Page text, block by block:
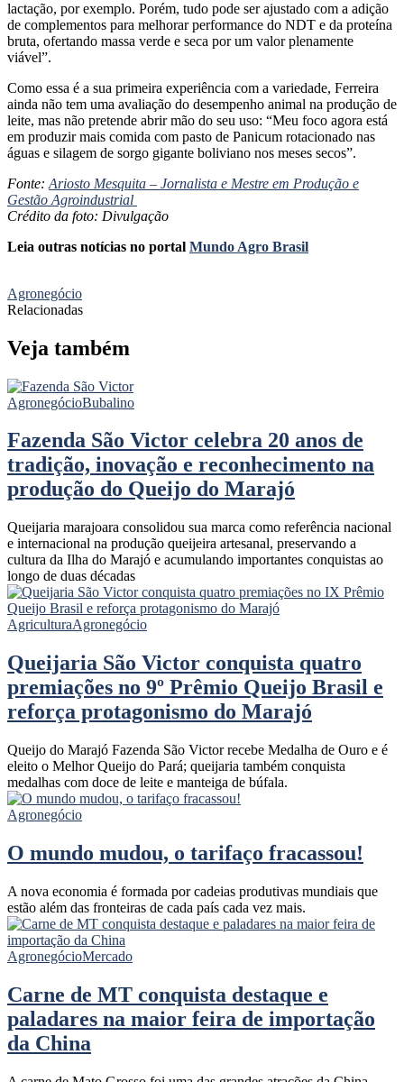
lactação, por exemplo. Porém, tudo pode ser ajustado com a adição
de complementos para melhorar performance do NDT e da proteína
bruta, ofertando massa verde e seca por um valor plenamente
viável”.
Como essa é a sua primeira experiência com a variedade, Ferreira
ainda não tem uma avaliação do desempenho animal na produção de
leite, mas não pretende abrir mão do seu uso: “Meu foco agora está
em produzir mais comida com pasto de Panicum rotacionado nas
águas e silagem de sorgo gigante boliviano nos meses secos”.
Fonte: Ariosto Mesquita – Jornalista e Mestre em Produção e
Gestão Agroindustrial
Crédito da foto: Divulgação
Leia outras notícias no portal Mundo Agro Brasil
Agronegócio
Relacionadas
Veja também
AgronegócioBubalino
Fazenda São Victor celebra 20 anos de
tradição, inovação e reconhecimento na
produção do Queijo do Marajó
Queijaria marajoara consolidou sua marca como referência nacional
e internacional na produção queijeira artesanal, preservando a
cultura da Ilha do Marajó e acumulando importantes conquistas ao
longo de duas décadas
AgriculturaAgronegócio
Queijaria São Victor conquista quatro
premiações no 9º Prêmio Queijo Brasil e
reforça protagonismo do Marajó
Queijo do Marajó Fazenda São Victor recebe Medalha de Ouro e é
eleito o Melhor Queijo do Pará; queijaria também conquista
medalhas com doce de leite e manteiga de búfala.
Agronegócio
O mundo mudou, o tarifaço fracassou!
A nova economia é formada por cadeias produtivas mundiais que
estão além das fronteiras de cada país cada vez mais.
AgronegócioMercado
Carne de MT conquista destaque e
paladares na maior feira de importação
da China